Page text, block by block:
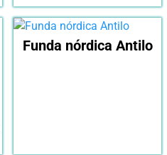
Funda nórdica Antilo